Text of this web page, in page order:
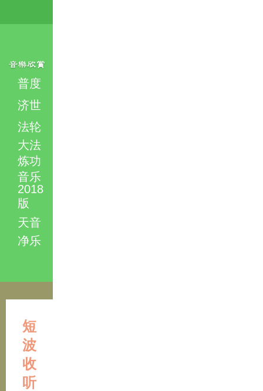
普度
济世
法轮
大法
炼功
音乐
2018
版
天音
净乐
短
波
收
听